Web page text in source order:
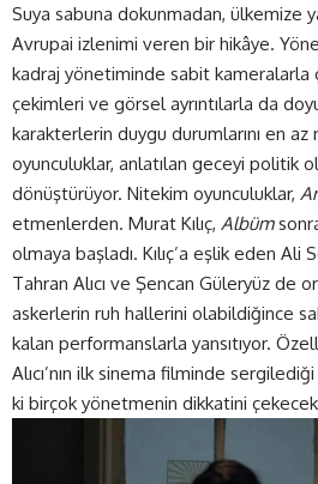
Suya sabuna dokunmadan, ülkemize
Avrupai izlenimi veren bir hikâye.
kadraj yönetiminde sabit kameralarla
çekimleri ve görsel ayrıntılarla da
karakterlerin duygu durumlarını en
oyunculuklar, anlatılan geceyi politik
dönüştürüyor. Nitekim oyunculuklar,
etmenlerden. Murat Kılıç, Albüm
olmaya başladı. Kılıç’a eşlik eden Ali
Tahran Alıcı ve Şencan Güleryüz de
askerlerin ruh hallerini olabildiğince
kalan performanslarla yansıtıyor.
Alıcı’nın ilk sinema filminde
ki birçok yönetmenin dikkatini